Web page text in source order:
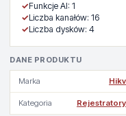
✓Funkcje AI: 1
✓Liczba kanałów: 16
✓Liczba dysków: 4
DANE PRODUKTU
Marka
Kategoria Rejestratory